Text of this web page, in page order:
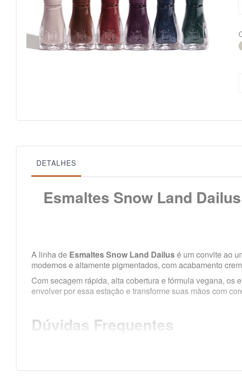
o
Galeria
imagens
DETALHES
Esmaltes Snow Land
A linha de Esmaltes Snow Land Dailusé um convite ao
modernos e altamente pigmentados, com acabamento
Com secagem rápida, alta cobertura e fórmula vegana,
envolver por essa estação e transforme suas mãos com
Dúvidas Frequentes
A fórmula contém ingredientes que causam alergia?